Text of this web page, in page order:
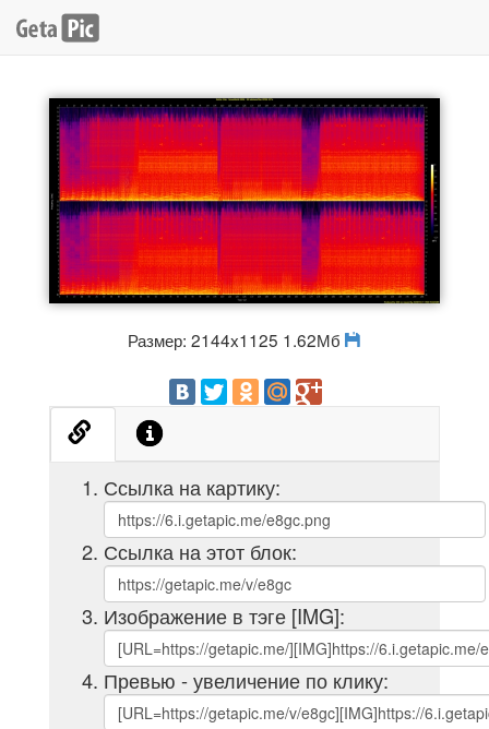
Размер: 2144x1125 1.62Мб
Ссылка на картику:
Ссылка на этот блок:
Изображение в тэге [IMG]:
Превью - увеличение по клику: